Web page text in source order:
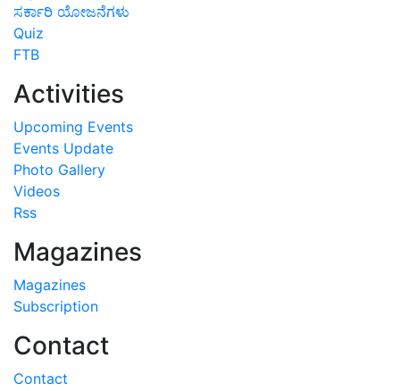
ಸರ್ಕಾರಿ ಯೋಜನೆಗಳು
Quiz
FTB
Activities
Upcoming Events
Events Update
Photo Gallery
Videos
Rss
Magazines
Magazines
Subscription
Contact
Contact